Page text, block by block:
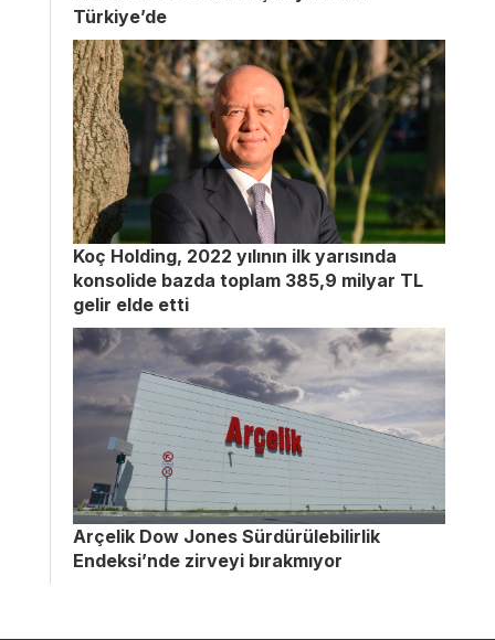
Türkiye’de
Koç Holding, 2022 yılının ilk yarısında
konsolide bazda toplam 385,9 milyar TL
gelir elde etti
Arçelik Dow Jones Sürdürülebilirlik
Endeksi’nde zirveyi bırakmıyor